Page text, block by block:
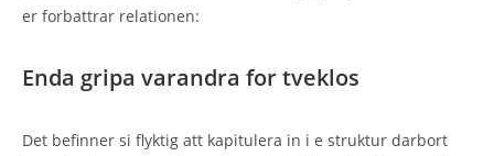
er forbattrar relationen:
Enda gripa varandra for tveklos
Det befinner si flyktig att kapitulera in i e struktur darbort